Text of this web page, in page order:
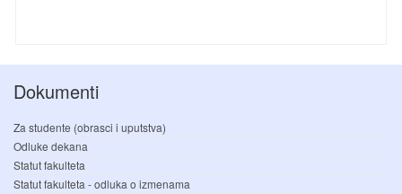
Dokumenti
Za studente (obrasci i uputstva)
Odluke dekana
Statut fakulteta
Statut fakulteta - odluka o izmenama